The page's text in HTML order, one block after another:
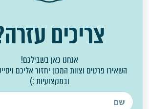
צריכים
אנחנו כאן בשבילכם!
השאירו פרטים וצוות המכון יחזור אליכם
ובמקצועיות :)